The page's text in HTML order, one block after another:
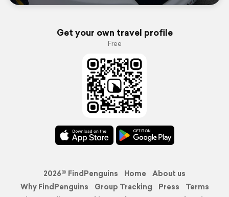
Get your own travel profile
Free
2026© FindPenguins Home
About us
Why FindPenguins
Group Tracking Press
Terms